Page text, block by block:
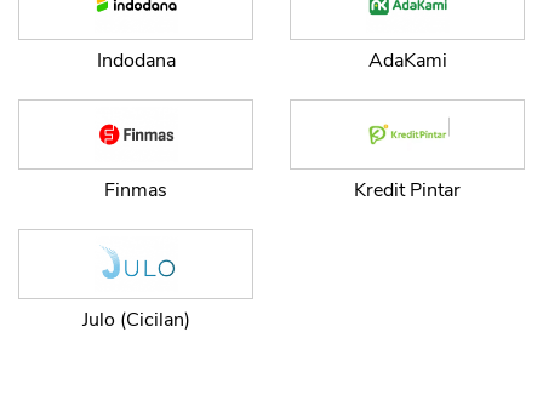
Indodana AdaKami
Finmas Kredit Pintar
Julo (Cicilan)